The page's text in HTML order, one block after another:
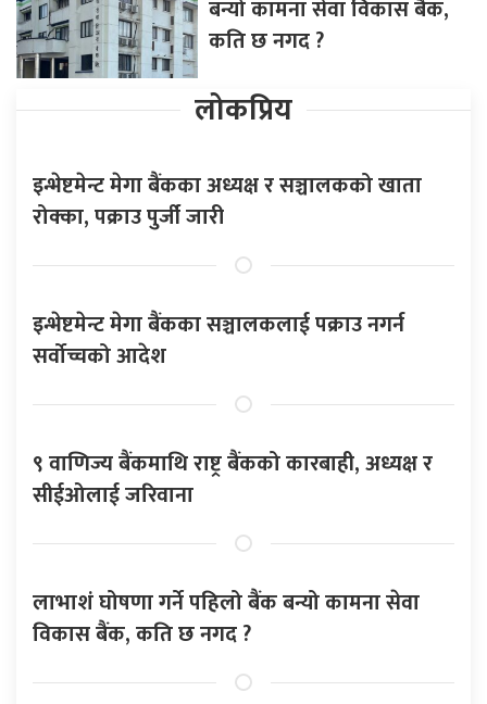
बन्यो कामना सेवा विकास बैंक,
कति छ नगद ?
लोकप्रिय
इन्भेष्टमेन्ट मेगा बैंकका अध्यक्ष र सञ्चालकको खाता
रोक्का, पक्राउ पुर्जी जारी
इन्भेष्टमेन्ट मेगा बैंकका सञ्चालकलाई पक्राउ नगर्न
सर्वोच्चको आदेश
९ वाणिज्य बैंकमाथि राष्ट्र बैंकको कारबाही, अध्यक्ष र
सीईओलाई जरिवाना
लाभाशं घोषणा गर्ने पहिलो बैंक बन्यो कामना सेवा
विकास बैंक, कति छ नगद ?